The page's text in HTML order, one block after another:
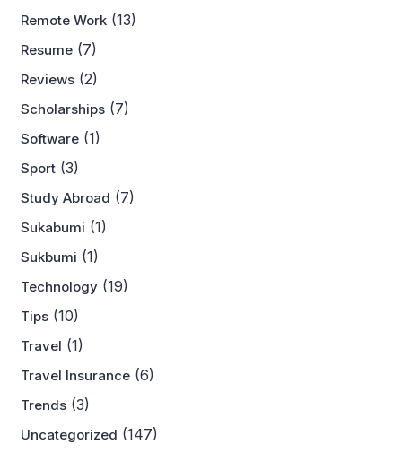
Remote Work (13)
Resume (7)
Reviews (2)
Scholarships (7)
Software (1)
Sport (3)
Study Abroad (7)
Sukabumi (1)
Sukbumi (1)
Technology (19)
Tips (10)
Travel (1)
Travel Insurance (6)
Trends (3)
Uncategorized (147)